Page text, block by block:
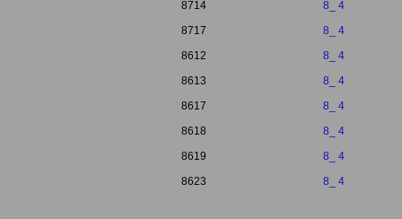
8714
8_ 4
8717
8_ 4
8612
8_ 4
8613
8_ 4
8617
8_ 4
8618
8_ 4
8619
8_ 4
8623
8_ 4